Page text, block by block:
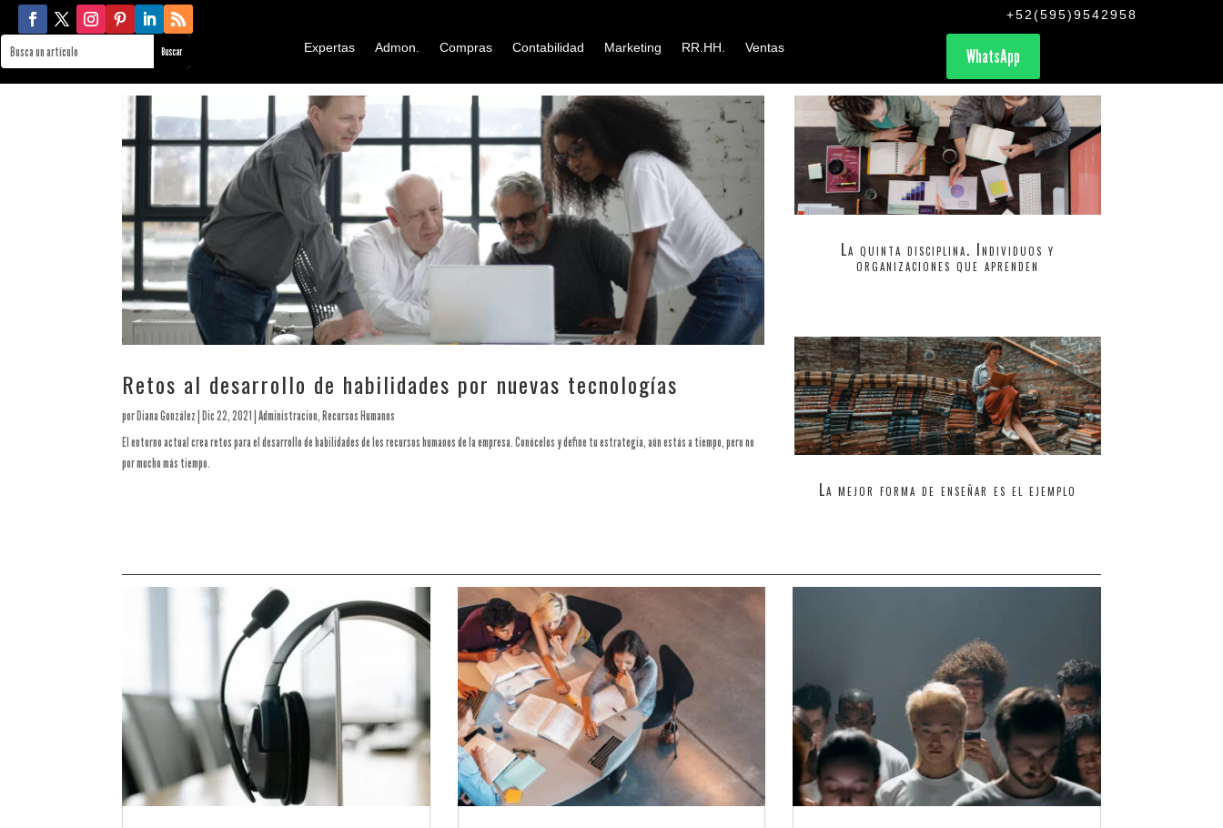
+52(595)9542958
Expertas Admon. Compras Contabilidad Marketing RR.HH. Ventas WhatsApp
Retos al desarrollo de habilidades por nuevas tecnologías
porDiana González |Dic 22, 2021 |Administracion,Recursos Humanos
El entorno actual crea retos para el desarrollo de habilidades de los recursos humanos de la empresa. Conócelos y define tu estrategia, aún estás a tiempo, pero no
por mucho más tiempo.
La quinta disciplina. Individuos y
organizaciones que aprenden
La mejor forma de enseñar es el ejemplo